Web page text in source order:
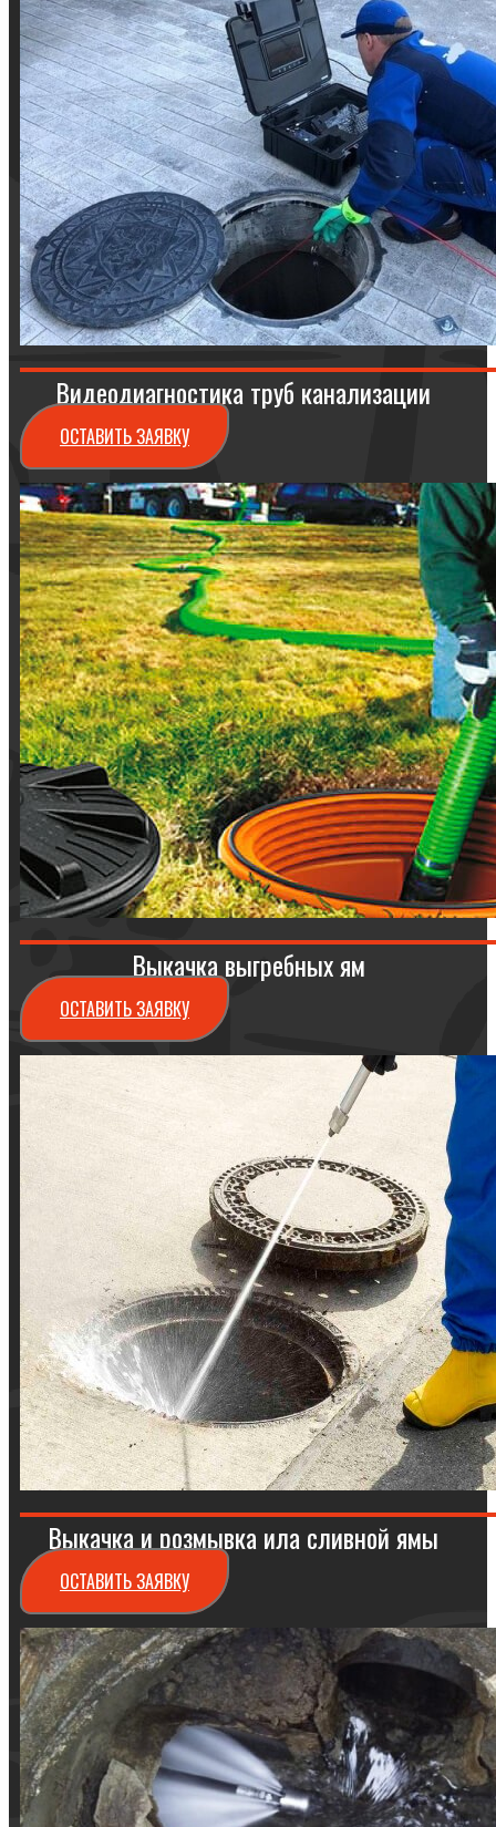
Видеодиагностика труб канализации
ОСТАВИТЬ ЗАЯВКУ
Выкачка выгребных ям
ОСТАВИТЬ ЗАЯВКУ
Выкачка и розмывка ила сливной ямы
ОСТАВИТЬ ЗАЯВКУ